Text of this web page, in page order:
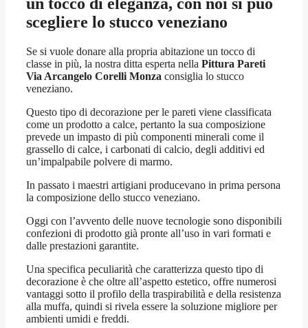
scegliere lo stucco veneziano
Se si vuole donare alla propria abitazione un tocco di
classe in più, la nostra ditta esperta nella Pittura Pareti
Via Arcangelo Corelli Monza consiglia lo stucco
veneziano.
Questo tipo di decorazione per le pareti viene classificata
come un prodotto a calce, pertanto la sua composizione
prevede un impasto di più componenti minerali come il
grassello di calce, i carbonati di calcio, degli additivi ed
un’impalpabile polvere di marmo.
In passato i maestri artigiani producevano in prima persona
la composizione dello stucco veneziano.
Oggi con l’avvento delle nuove tecnologie sono disponibili
confezioni di prodotto già pronte all’uso in vari formati e
dalle prestazioni garantite.
Una specifica peculiarità che caratterizza questo tipo di
decorazione è che oltre all’aspetto estetico, offre numerosi
vantaggi sotto il profilo della traspirabilità e della resistenza
alla muffa, quindi si rivela essere la soluzione migliore per
ambienti umidi e freddi.